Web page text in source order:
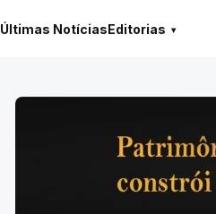
Últimas NotíciasEditorias